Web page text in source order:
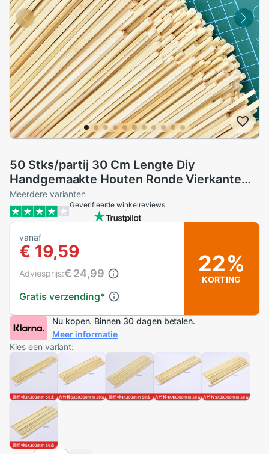
50 Stks/partij 30 Cm Lengte Diy
Handgemaakte Houten Ronde Vierkante
Stok Staven Voor Diy Arts Ambachten
Home Decoratie Tool
Meerdere varianten
Geverifieerde winkelreviews
vanaf
€ 19,59
Gratis verzending*
Adviesprijs:€ 24,99 22%
KORTING
Nu kopen. Binnen 30 dagen betalen.
Meer informatie
Kies een variant: